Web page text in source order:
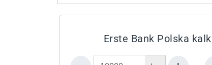
Erste Bank Polska